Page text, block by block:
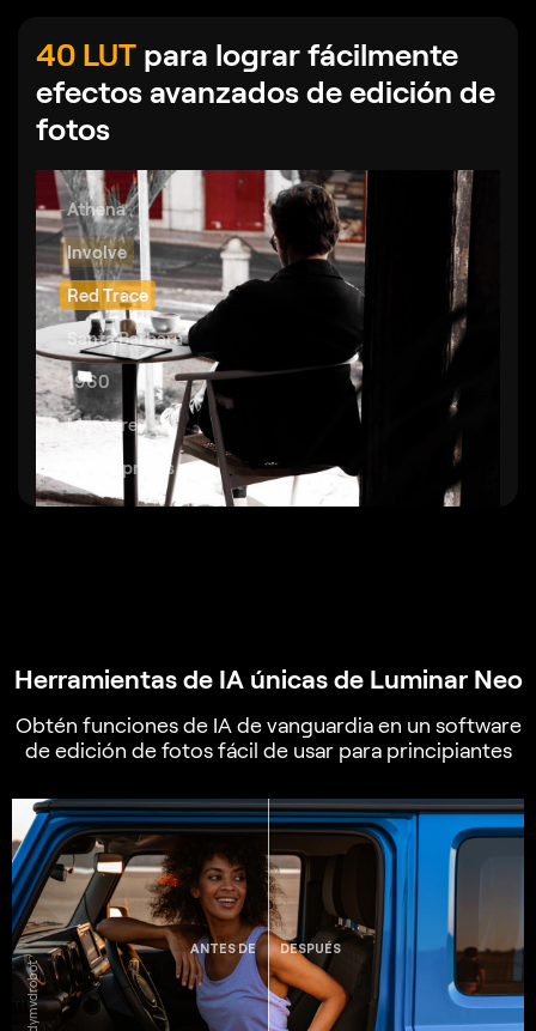
40 LUT para lograr fácilmente
efectos avanzados de edición de
fotos
Athena
Involve
Red Trace
Santa Barbara
1960
Monterey
Palm Springs
Herramientas de IA únicas de Luminar Neo
Obtén funciones de IA de vanguardia en un software
de edición de fotos fácil de usar para principiantes
ANTES DE DESPUÉS